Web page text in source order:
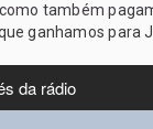
também
ganhamos para